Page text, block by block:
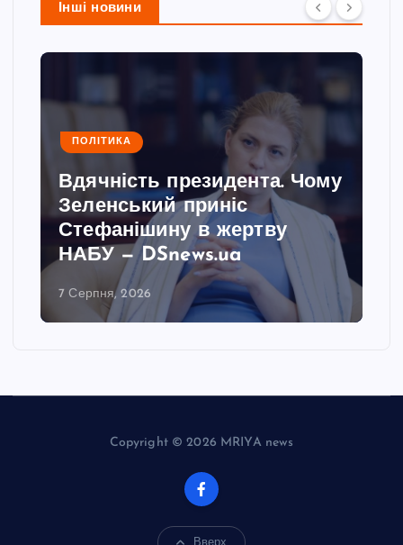
Інші новини
ПОЛІТИКА
Вдячність президента. Чому
Зеленський приніс
Стефанішину в жертву
НАБУ — DSnews.ua
7 Серпня, 2026
Copyright © 2026 MRIYA news
Вверх